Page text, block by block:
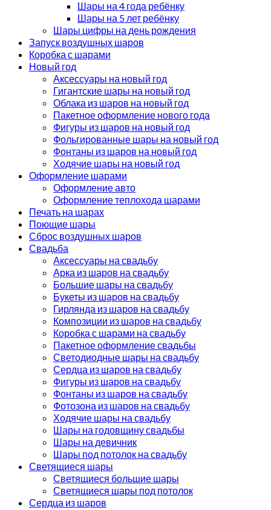
Шары на 4 года ребёнку
Шары на 5 лет ребёнку
Шары цифры на день рождения
Запуск воздушных шаров
Коробка с шарами
Новый год
Аксессуары на новый год
Гигантские шары на новый год
Облака из шаров на новый год
Пакетное оформление нового года
Фигуры из шаров на новый год
Фольгированные шары на новый год
Фонтаны из шаров на новый год
Ходячие шары на новый год
Оформление шарами
Оформление авто
Оформление теплохода шарами
Печать на шарах
Поющие шары
Сброс воздушных шаров
Свадьба
Аксессуары на свадьбу
Арка из шаров на свадьбу
Большие шары на свадьбу
Букеты из шаров на свадьбу
Гирлянда из шаров на свадьбу
Композиции из шаров на свадьбу
Коробка с шарами на свадьбу
Пакетное оформление свадьбы
Светодиодные шары на свадьбу
Сердца из шаров на свадьбу
Фигуры из шаров на свадьбу
Фонтаны из шаров на свадьбу
Фотозона из шаров на свадьбу
Ходячие шары на свадьбу
Шары на годовщину свадьбы
Шары на девичник
Шары под потолок на свадьбу
Светящиеся шары
Светящиеся большие шары
Светящиеся шары под потолок
Сердца из шаров